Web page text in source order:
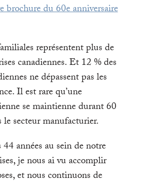
brochure du 60e anniversaire
représentent plus de
canadiennes. Et 12 % des
ne dépassent pas les
Il est rare qu’une
se maintienne durant 60
secteur manufacturier.
années au sein de notre
je nous ai vu accomplir
et nous continuons de